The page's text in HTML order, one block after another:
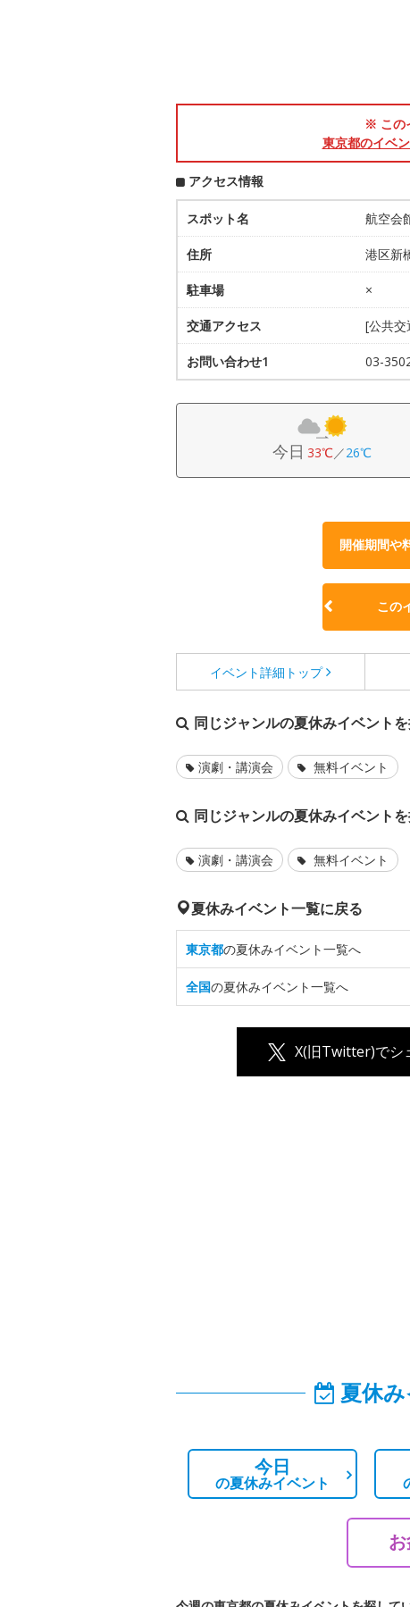
※ この
東京都のイベ
アクセス情報
スポット名 航空会
住所 港区新
駐車場 ×
交通アクセス [公共交
お問い合わせ1 03-
今日 33℃／26℃
開催期間や
この
イベント詳細 トップ
同じジャンルの夏休みイベントを
演劇・講演会 無料イベント
同じジャンルの夏休みイベントを
演劇・講演会 無料イベント
夏休みイベント一覧に戻る
東京都の夏休みイベント一覧へ
全国の夏休みイベント一覧へ
X(旧Twitter)でシ
夏休
今日
の夏休みイベント